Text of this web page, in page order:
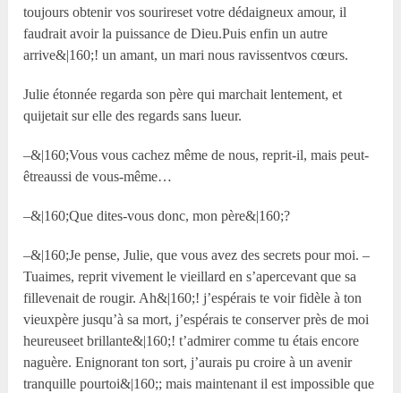
toujours obtenir vos sourireset votre dédaigneux amour, il
faudrait avoir la puissance de Dieu.Puis enfin un autre
arrive&|160;! un amant, un mari nous ravissentvos cœurs.
Julie étonnée regarda son père qui marchait lentement, et
quijetait sur elle des regards sans lueur.
–&|160;Vous vous cachez même de nous, reprit-il, mais peut-
êtreaussi de vous-même…
–&|160;Que dites-vous donc, mon père&|160;?
–&|160;Je pense, Julie, que vous avez des secrets pour moi. –
Tuaimes, reprit vivement le vieillard en s’apercevant que sa
fillevenait de rougir. Ah&|160;! j’espérais te voir fidèle à ton
vieuxpère jusqu’à sa mort, j’espérais te conserver près de moi
heureuseet brillante&|160;! t’admirer comme tu étais encore
naguère. Enignorant ton sort, j’aurais pu croire à un avenir
tranquille pourtoi&|160;; mais maintenant il est impossible que